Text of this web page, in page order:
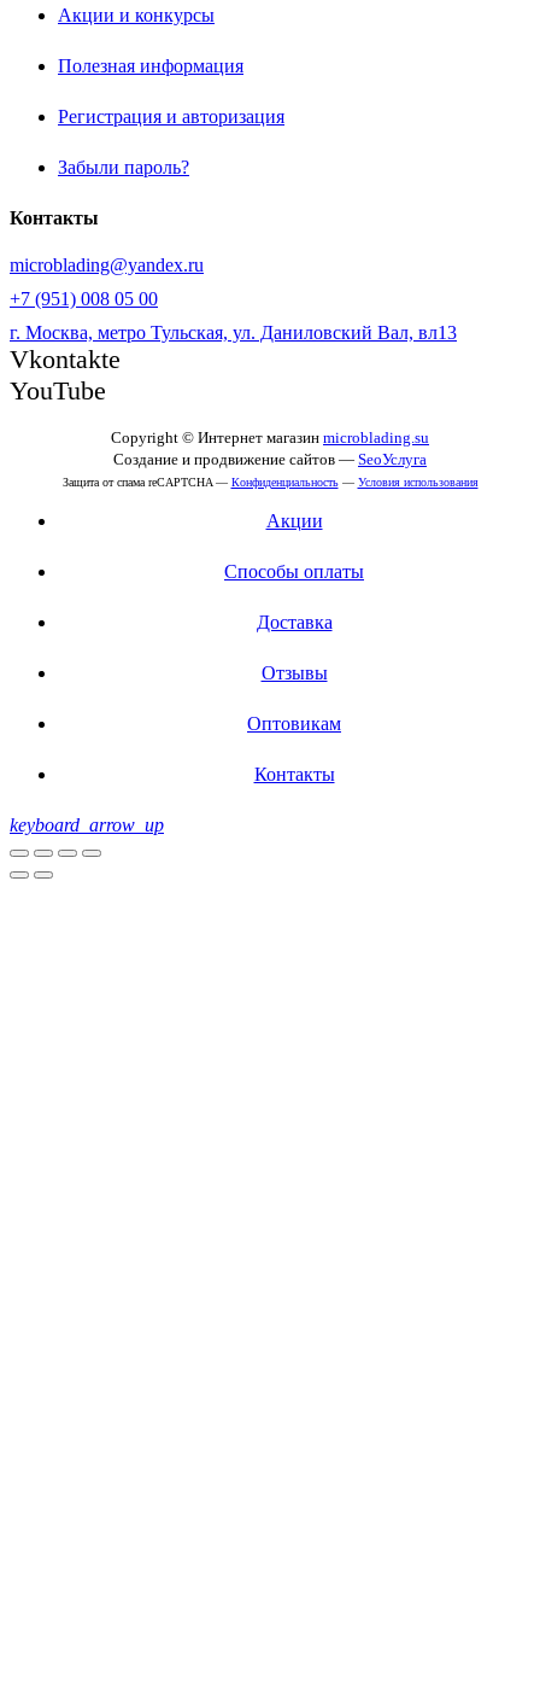
Акции и конкурсы
Полезная информация
Регистрация и авторизация
Забыли пароль?
Контакты
microblading@yandex.ru
+7 (951) 008 05 00
г. Москва, метро Тульская, ул. Даниловский Вал, вл13
Vkontakte
YouTube
Copyright © Интернет магазин microblading.su
Создание и продвижение сайтов — SeoУслуга
Защита от спама reCAPTCHA — Конфиденциальность— Условия использования
Акции
Способы оплаты
Доставка
Отзывы
Оптовикам
Контакты
keyboard_arrow_up